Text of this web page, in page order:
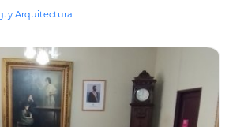
y Arquitectura